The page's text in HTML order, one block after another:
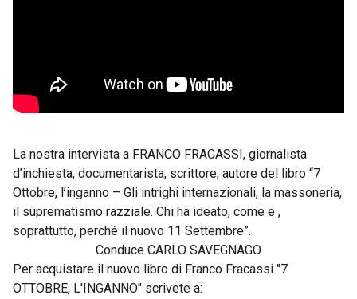
La nostra intervista a FRANCO FRACASSI, giornalista
d’inchiesta, documentarista, scrittore; autore del libro “7
Ottobre, l’inganno – Gli intrighi internazionali, la massoneria,
il suprematismo razziale. Chi ha ideato, come e ,
soprattutto, perché il nuovo 11 Settembre”.
Conduce CARLO SAVEGNAGO
Per acquistare il nuovo libro di Franco Fracassi "7
OTTOBRE, L'INGANNO" scrivete a: